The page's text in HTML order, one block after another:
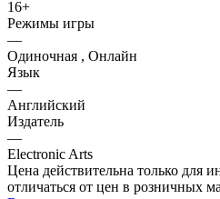
16+
Режимы игры
—
Одиночная , Онлайн
Язык
—
Английский
Издатель
—
Electronic Arts
Цена действительна только для
отличаться от цен в розничных